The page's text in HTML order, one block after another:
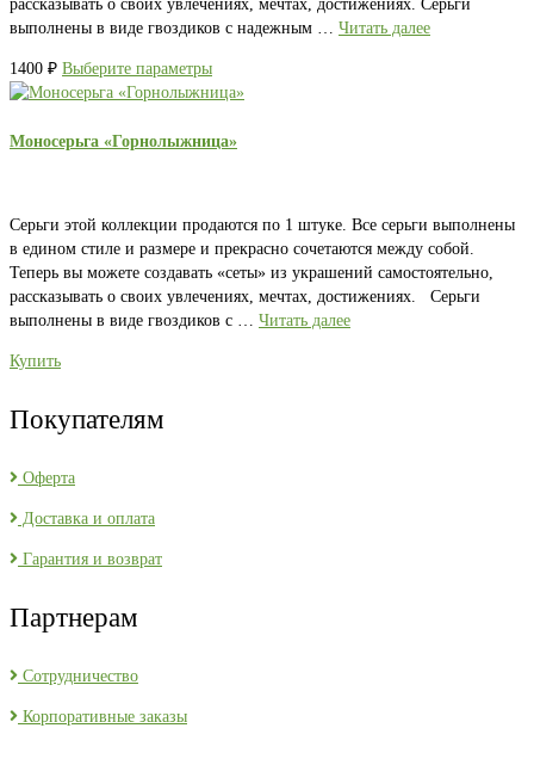
рассказывать о своих увлечениях, мечтах, достижениях. Серьги
выполнены в виде гвоздиков с надежным … Читать далее
1400 ₽ Выберите параметры
Моносерьга «Горнолыжница»
Серьги этой коллекции продаются по 1 штуке. Все серьги выполнены
в едином стиле и размере и прекрасно сочетаются между собой.
Теперь вы можете создавать «сеты» из украшений самостоятельно,
рассказывать о своих увлечениях, мечтах, достижениях. Серьги
выполнены в виде гвоздиков с … Читать далее
Купить
Покупателям
Оферта
Доставка и оплата
Гарантия и возврат
Партнерам
Сотрудничество
Корпоративные заказы